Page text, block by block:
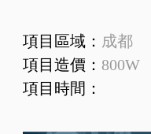
項目區域： 成都
項目造價： 800W
項目時間：